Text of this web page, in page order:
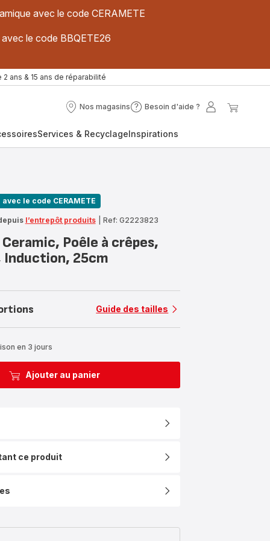
avec le code CERAMETE
le code BBQETE26
2 ans & 15 ans de réparabilité
Nos magasins
Nos
Besoin d'aide ?
Besoin
?
Mon
Services & RecyclageInspirations
le code CERAMETE
l’entrepôt produits Ref: G2223823
Poêle à crêpes,
Induction, 25cm
Guide des tailles
en 3 jours
Ajouter au panier
ce produit